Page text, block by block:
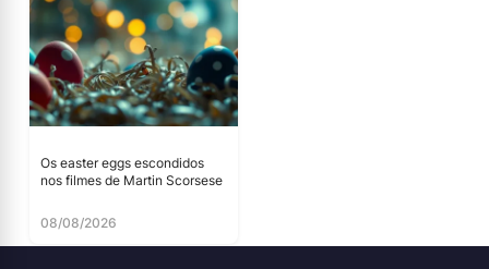
Os easter eggs escondidos
nos filmes de Martin Scorsese
08/08/2026